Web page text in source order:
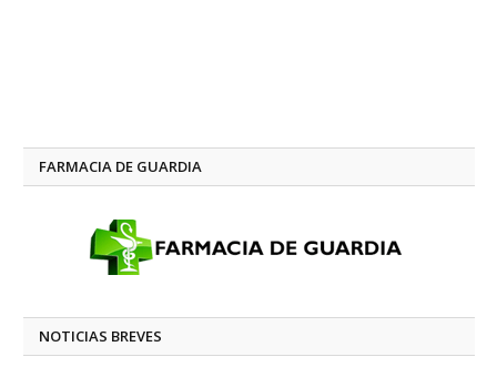
FARMACIA DE GUARDIA
NOTICIAS BREVES